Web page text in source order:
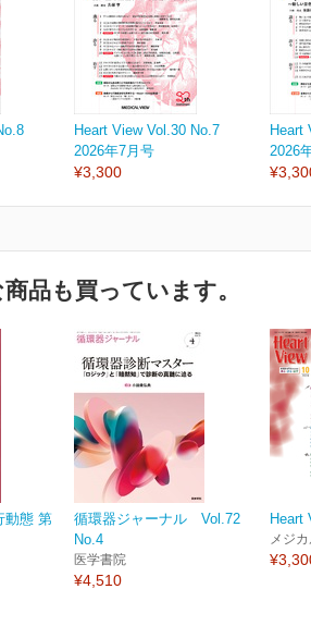
Heart View Vol.30 No.7
2026年7月号
¥3,300
Heart
2026
品も買っています。
動態 第
循環器ジャーナル Vol.72
No.4
医学書院
¥4,510
Heart
メジ